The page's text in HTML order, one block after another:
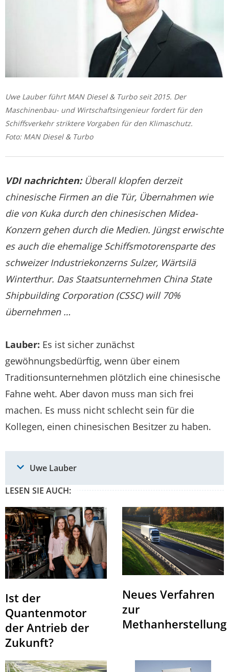
Uwe Lauber führt MAN Diesel & Turbo seit 2015. Der
Maschinenbau- und Wirtschaftsingenieur fordert für den
Schiffsverkehr striktere Vorgaben für den Klimaschutz.
Foto: MAN Diesel & Turbo
VDI nachrichten:Überall klopfen derzeit
chinesische Firmen an die Tür, Übernahmen wie
die von Kuka durch den chinesischen Midea-
Konzern gehen durch die Medien. Jüngst erwischte
es auch die ehemalige Schiffsmotorensparte des
schweizer Industriekonzerns Sulzer, Wärtsilä
Winterthur. Das Staatsunternehmen China State
Shipbuilding Corporation (CSSC) will 70%
übernehmen …
Lauber: Es ist sicher zunächst
gewöhnungsbedürftig, wenn über einem
Traditionsunternehmen plötzlich eine chinesische
Fahne weht. Aber davon muss man sich frei
machen. Es muss nicht schlecht sein für die
Kollegen, einen chinesischen Besitzer zu haben.
Uwe Lauber
LESEN SIE AUCH:
Ist der
Quantenmotor
der Antrieb der
Zukunft?
Neues Verfahren
zur
Methanherstellung